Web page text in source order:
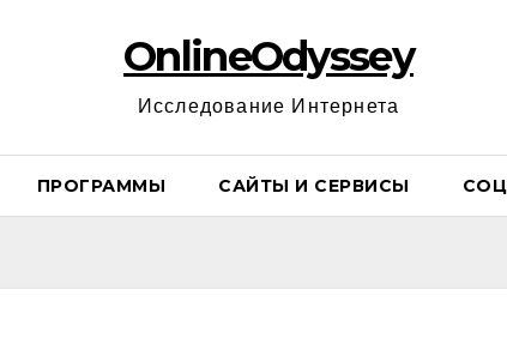
OnlineOdyssey
Исследование Интернета
ПРОГРАММЫ САЙТЫ И СЕРВИСЫ